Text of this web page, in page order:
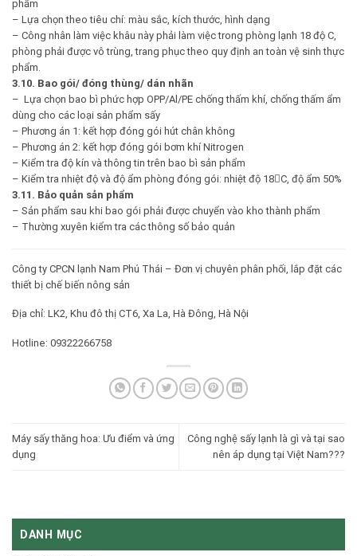
phẩm
– Lựa chọn theo tiêu chí: màu sắc, kích thước, hình dạng
– Công nhân làm việc khâu này phải làm việc trong phòng lạnh 18 độ C,
phòng phải được vô trùng, trang phục theo quy định an toàn vệ sinh thực
phẩm.
3.10. Bao gói/ đóng thùng/ dán nhãn
– Lựa chọn bao bì phức hợp OPP/Al/PE chống thấm khí, chống thấm ẩm
dùng cho các loại sản phẩm sấy
– Phương án 1: kết hợp đóng gói hút chân không
– Phương án 2: kết hợp đóng gói bơm khí Nitrogen
– Kiểm tra độ kín và thông tin trên bao bì sản phẩm
– Kiểm tra nhiệt độ và độ ẩm phòng đóng gói: nhiệt độ 18C, độ ẩm 50%
3.11. Bảo quản sản phẩm
– Sản phẩm sau khi bao gói phải được chuyển vào kho thành phẩm
– Thường xuyên kiểm tra các thông số bảo quản
Công ty CPCN lạnh Nam Phú Thái – Đơn vị chuyên phân phối, lắp đặt các
thiết bị chế biến nông sản
Địa chỉ: LK2, Khu đô thị CT6, Xa La, Hà Đông, Hà Nội
Hotline: 09322266758
Máy sấy thăng hoa: Ưu điểm và ứng
dụng
Công nghệ sấy lạnh là gì và tại sao
nên áp dụng tại Việt Nam???
DANH MỤC